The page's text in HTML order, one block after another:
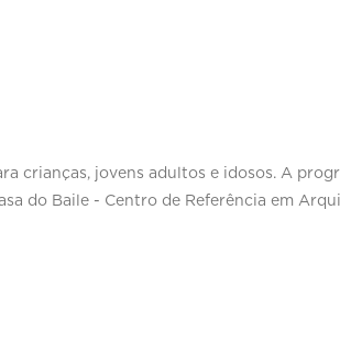
crianças, jovens adultos e idosos. A
do Baile - Centro de Referência em